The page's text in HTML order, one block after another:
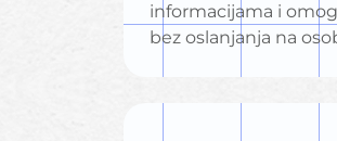
informacijama i
bez oslanjanja na